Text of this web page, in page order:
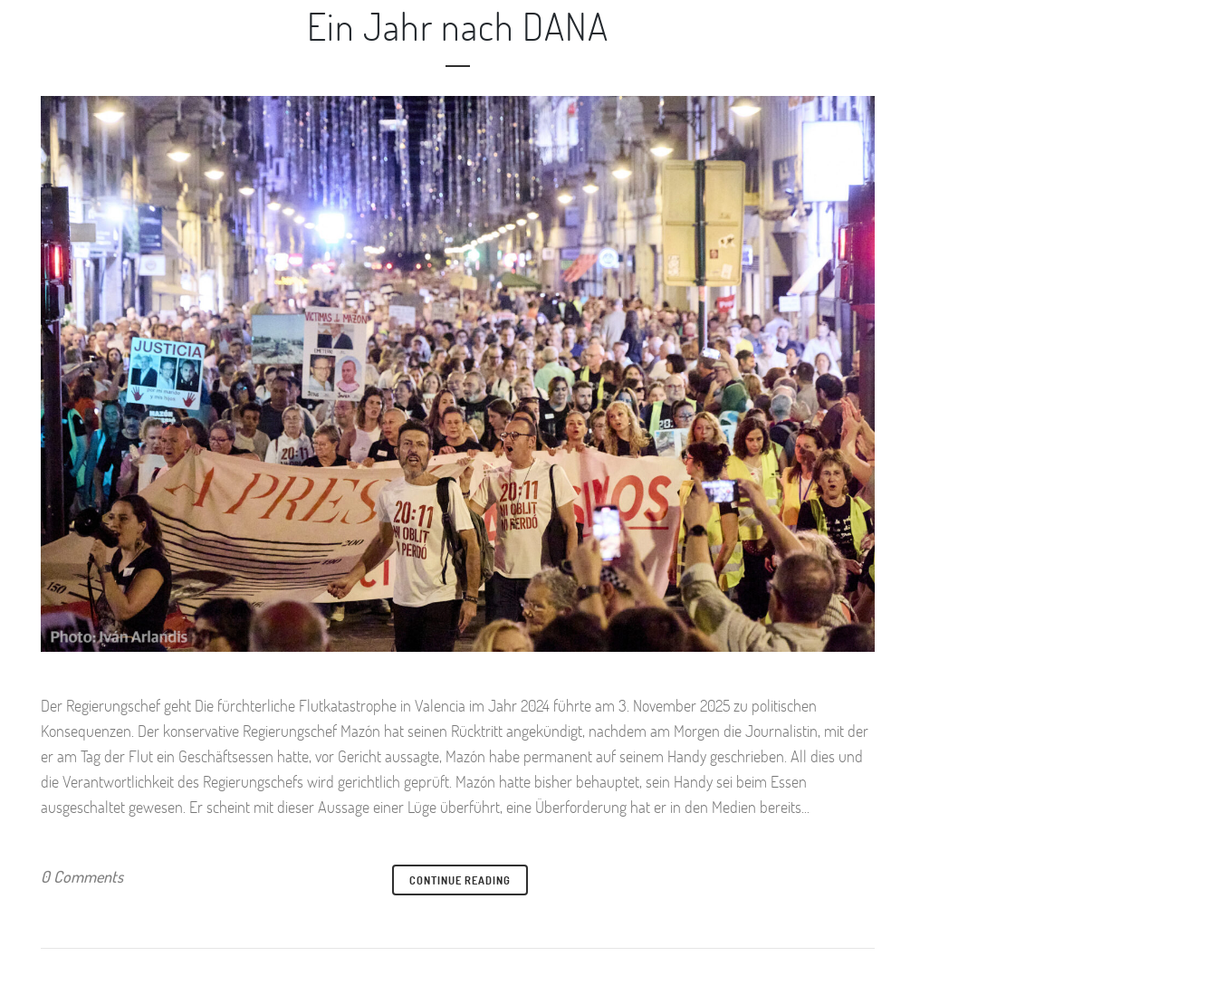
Ein Jahr nach DANA
Der Regierungschef geht Die fürchterliche Flutkatastrophe in Valencia im Jahr 2024 führte am 3. November 2025 zu politischen
Konsequenzen. Der konservative Regierungschef Mazón hat seinen Rücktritt angekündigt, nachdem am Morgen die Journalistin, mit der
er am Tag der Flut ein Geschäftsessen hatte, vor Gericht aussagte, Mazón habe permanent auf seinem Handy geschrieben. All dies und
die Verantwortlichkeit des Regierungschefs wird gerichtlich geprüft. Mazón hatte bisher behauptet, sein Handy sei beim Essen
ausgeschaltet gewesen. Er scheint mit dieser Aussage einer Lüge überführt, eine Überforderung hat er in den Medien bereits...
0 Comments CONTINUE READING